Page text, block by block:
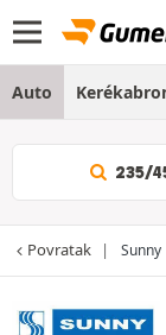
Auto
235/
Povratak Sunny